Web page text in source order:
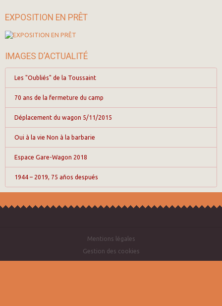
EXPOSITION EN PRÊT
IMAGES D’ACTUALITÉ
Les "Oubliés" de la Toussaint
70 ans de la fermeture du camp
Déplacement du wagon 5/11/2015
Oui à la vie Non à la barbarie
Espace Gare-Wagon 2018
1944 – 2019, 75 años después
Mentions légales
Gestion des cookies